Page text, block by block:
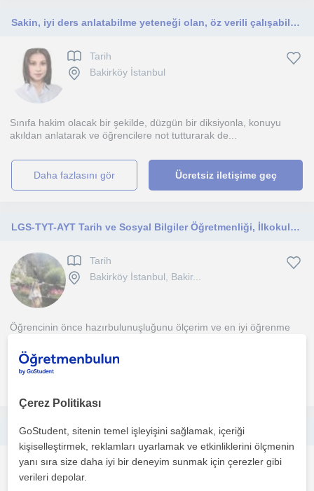
Sakin, iyi ders anlatabilme yeteneği olan, öz verili çalışabilecek bir hocayım,derslerim Orta Okul,Lise Öğrencilerine yönelik..
Tarih
Bakirköy İstanbul
Sınıfa hakim olacak bir şekilde, düzgün bir diksiyonla, konuyu
akıldan anlatarak ve öğrencilere not tutturarak de...
daha fazlasını gör Ücretsiz iletişime geç
LGS-TYT-AYT Tarih ve Sosyal Bilgiler Öğretmenliği, İlkokul-Ortaokul Öğrencileri için destek İngilizce eğitimi
Tarih
Bakirköy İstanbul, Bakir...
Öğrencinin önce hazırbulunuşluğunu ölçerim ve en iyi öğrenme
Tyt Ayt Tarih dersi verilir sınav çalışması yaplılır
Tarih
Çerez Politikası
GoStudent, sitenin temel işleyişini sağlamak, içeriği
kişiselleştirmek, reklamları uyarlamak ve etkinliklerini ölçmenin
yanı sıra size daha iyi bir deneyim sunmak için çerezler gibi
verileri depolar.